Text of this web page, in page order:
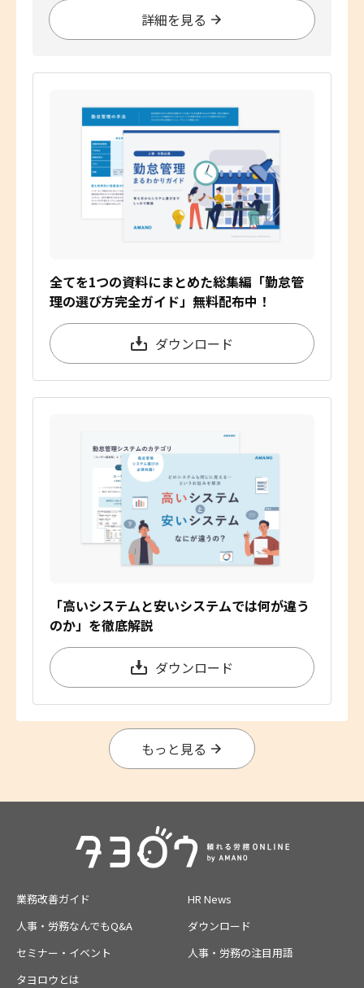
詳細を見る
全てを1つの資料にまとめた総集編「勤怠管
理の選び方完全ガイド」無料配布中！
ダウンロード
「高いシステムと安いシステムでは何が違う
のか」を徹底解説
ダウンロード
もっと見る
業務改善ガイド
HR News
人事・労務なんでもQ&A
ダウンロード
セミナー・イベント
人事・労務の注目用語
タヨロウとは